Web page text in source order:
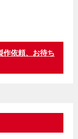
作依頼、お待ち